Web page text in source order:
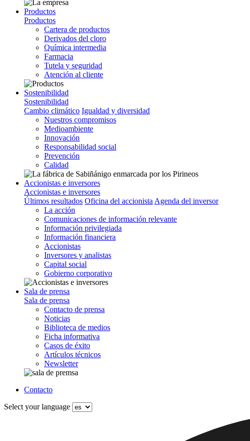
Productos
Productos
Cartera de productos
Derivados del cloro
Química intermedia
Farmacia
Tutela y seguridad
Atención al cliente
Sostenibilidad
Sostenibilidad
Cambio climático Igualdad y diversidad
Nuestros compromisos
Medioambiente
Innovación
Responsabilidad social
Prevención
Calidad
Accionistas e inversores
Accionistas e inversores
Últimos resultados Oficina del accionista Agenda del inversor
La acción
Comunicaciones de información relevante
Información privilegiada
Información financiera
Accionistas
Inversores y analistas
Capital social
Gobierno corporativo
Sala de prensa
Sala de prensa
Contacto de prensa
Noticias
Biblioteca de medios
Ficha informativa
Casos de éxito
Artículos técnicos
Newsletter
Contacto
Select your language